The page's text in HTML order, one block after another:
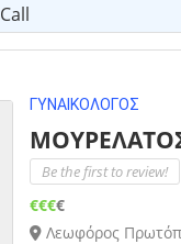
Call
ΓΥΝΑΙΚΟΛΌΓΟΣ
Be the first to review!
€€€€
Λεωφόρος